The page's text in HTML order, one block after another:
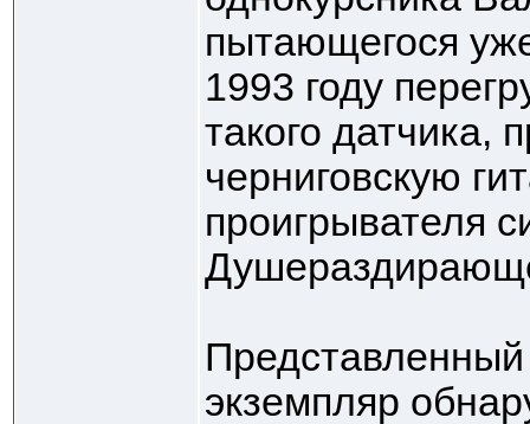
пытающегося
1993 году
такого датчика,
черниговскую
проигрывателя
экземпляр